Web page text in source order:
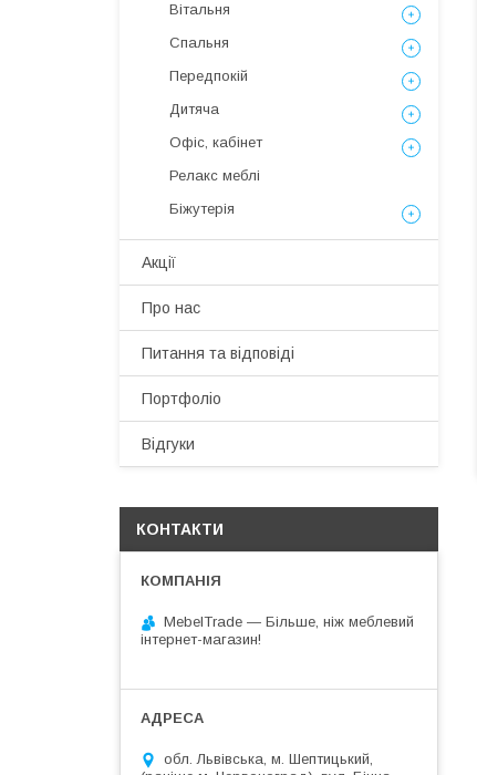
Вітальня
Спальня
Передпокій
Дитяча
Офіс, кабінет
Релакс меблі
Біжутерія
Акції
Про нас
Питання та відповіді
Портфоліо
Відгуки
КОНТАКТИ
MebelTrade — Більше, ніж меблевий
інтернет-магазин!
обл. Львівська, м. Шептицький,